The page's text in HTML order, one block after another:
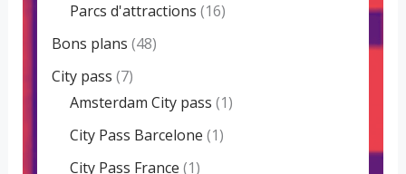
Parcs d'attractions (16)
Bons plans (48)
City pass (7)
Amsterdam City pass (1)
City Pass Barcelone (1)
City Pass France (1)